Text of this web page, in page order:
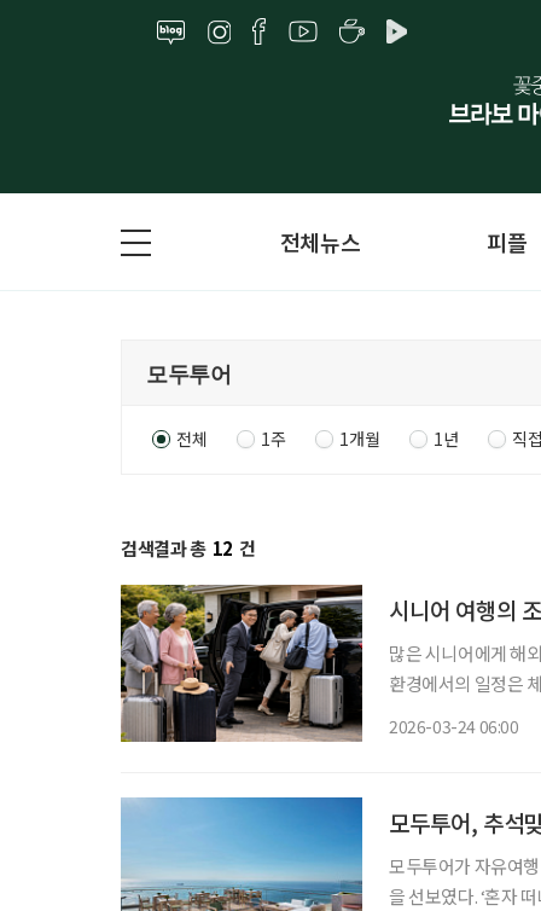
전체뉴스 피플
전체 1주 1개월 1년 직
검색결과 총 12 건
시니어 여행의
많은 시니어에게 해
환경에서의 일정은
2026-03-24 06:00
모두투어, 추석
모두투어가 자유여
을 선보였다. ‘혼자